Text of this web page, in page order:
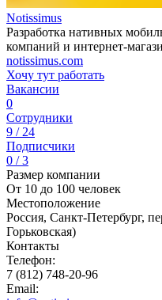
Notissimus
Разработка нативных
компаний и интернет-
notissimus.com
Хочу тут работать
Вакансии
0
Сотрудники
9 / 24
Подписчики
0 / 3
Размер компании
От 10 до 100 человек
Местоположение
Россия, Санкт-Петербург,
Горьковская)
Контакты
Телефон:
7 (812) 748-20-96
Email: